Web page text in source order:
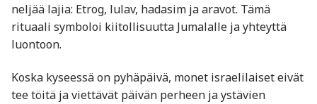
neljää lajia: Etrog, lulav, hadasim ja aravot. Tämä
rituaali symboloi kiitollisuutta Jumalalle ja yhteyttä
luontoon.
Koska kyseessä on pyhäpäivä, monet israelilaiset eivät
tee töitä ja viettävät päivän perheen ja ystävien